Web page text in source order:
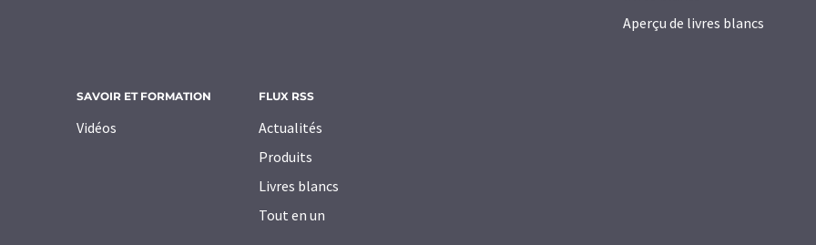
Aperçu de livres blancs
SAVOIR ET FORMATION
Vidéos
FLUX RSS
Actualités
Produits
Livres blancs
Tout en un